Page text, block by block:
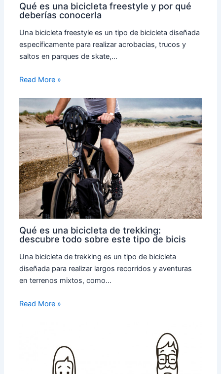
Qué es una bicicleta freestyle y por qué
deberías conocerla
Una bicicleta freestyle es un tipo de bicicleta diseñada
específicamente para realizar acrobacias, trucos y
saltos en parques de skate,…
Read More »
Qué es una bicicleta de trekking:
descubre todo sobre este tipo de bicis
Una bicicleta de trekking es un tipo de bicicleta
diseñada para realizar largos recorridos y aventuras
en terrenos mixtos, como…
Read More »